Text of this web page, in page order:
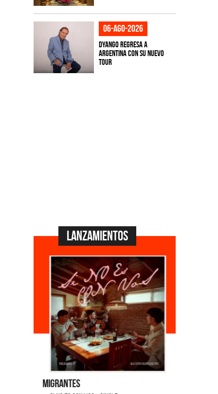
06-ago-2026
Dyango regresa a
Argentina con su nuevo
tour
Lanzamientos
Migrantes